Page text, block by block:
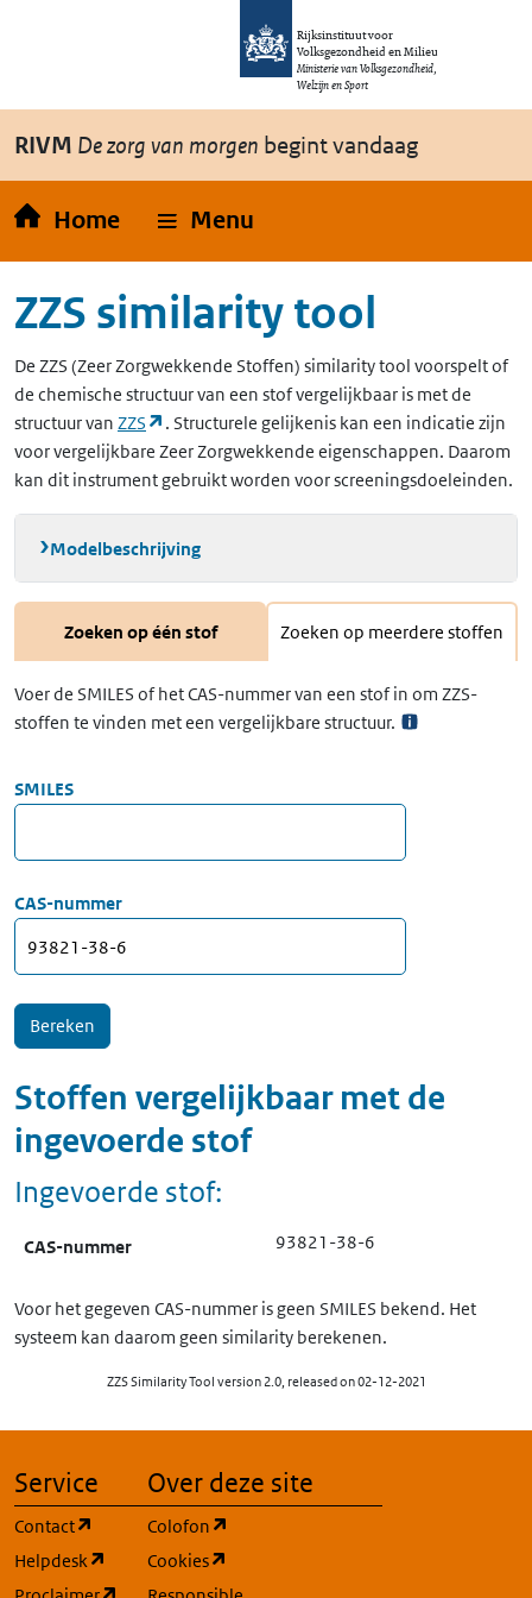
Overslaan en naar de inhoud gaan
Rijksinstituut voor
Volksgezondheid en Milieu
Ministerie van Volksgezondheid,
Welzijn en Sport
RIVM De zorg van morgen begint vandaag
Home Menu
ZZS similarity tool
De ZZS (Zeer Zorgwekkende Stoffen) similarity tool voorspelt of
de chemische structuur van een stof vergelijkbaar is met de
structuur van ZZS (opent in een nieuw tabblad)
. Structurele gelijkenis kan een indicatie zijn
voor vergelijkbare Zeer Zorgwekkende eigenschappen. Daarom
kan dit instrument gebruikt worden voor screeningsdoeleinden.
Modelbeschrijving
Zoeken op één stof Zoeken op meerdere stoffen
Voer de SMILES of het CAS-nummer van een stof in om ZZS-
stoffen te vinden met een vergelijkbare structuur.
SMILES
CAS-nummer
Stoffen vergelijkbaar met de
ingevoerde stof
Ingevoerde stof:
CAS-nummer 93821-38-6
Voor het gegeven CAS-nummer is geen SMILES bekend. Het
systeem kan daarom geen similarity berekenen.
ZZS Similarity Tool version 2.0, released on 02-12-2021
Service
Contact
(opent in een nieuw tabblad)
Helpdesk
(opent in een nieuw tabblad)
Over deze site
Colofon
Cookies